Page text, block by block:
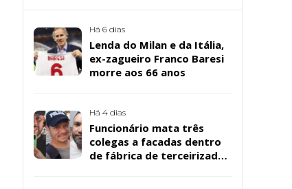
Há 6 dias
Lenda do Milan e da Itália,
ex-zagueiro Franco Baresi
morre aos 66 anos
Há 4 dias
Funcionário mata três
colegas a facadas dentro
de fábrica de terceirizada